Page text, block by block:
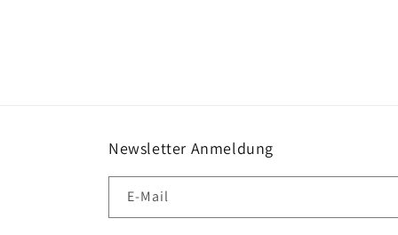
Newsletter Anmeldung
E-Mail